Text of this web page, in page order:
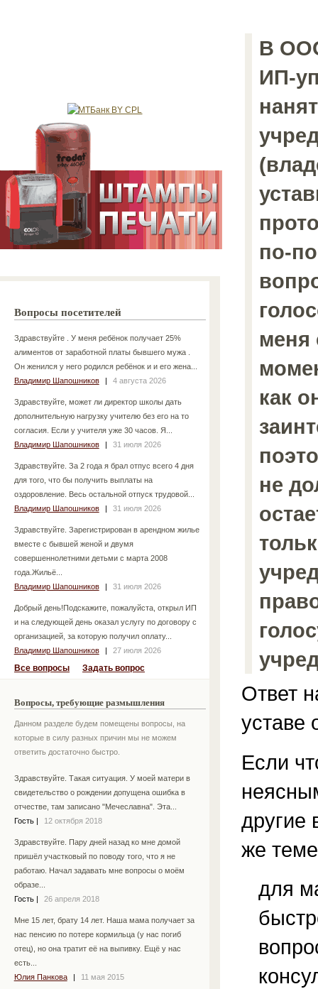
Вопросы посетителей
Здравствуйте . У меня ребёнок получает 25%
алиментов от заработной платы бывшего мужа .
Он женился у него родился ребёнок и и его жена...
Владимир Шапошников
| 4 августа 2026
Здравствуйте, может ли директор школы дать
дополнительную нагрузку учителю без его на то
согласия. Если у учителя уже 30 часов. Я...
Владимир Шапошников
| 31 июля 2026
Здравствуйте. За 2 года я брал отпус всего 4 дня
для того, что бы получить выплаты на
оздоровление. Весь остальной отпуск трудовой...
Владимир Шапошников
| 31 июля 2026
Здравствуйте. Зарегистрирован в арендном жилье
вместе с бывшей женой и двумя
совершеннолетними детьми с марта 2008
года.Жильё...
Владимир Шапошников
| 31 июля 2026
Добрый день!Подскажите, пожалуйста, открыл ИП
и на следующей день оказал услугу по договору с
организацией, за которую получил оплату...
Владимир Шапошников
| 27 июля 2026
Все вопросы Задать вопрос
Вопросы, требующие размышления
Данном разделе будем помещены вопросы, на
которые в силу разных причин мы не можем
ответить достаточно быстро.
Здравствуйте. Такая ситуация. У моей матери в
свидетельство о рождении допущена ошибка в
отчестве, там записано "Мечеславна". Эта...
Гость
12 октября 2018
Здравствуйте. Пару дней назад ко мне домой
пришёл участковый по поводу того, что я не
работаю. Начал задавать мне вопросы о моём
образе...
Гость
26 апреля 2018
Мне 15 лет, брату 14 лет. Наша мама получает за
нас пенсию по потере кормильца (у нас погиб
отец), но она тратит её на выпивку. Ещё у нас
есть...
Юлия Панкова
11 мая 2015
В
ИП-
по-
меня
как
не
Ответ
уставе
Если
другие
же
для